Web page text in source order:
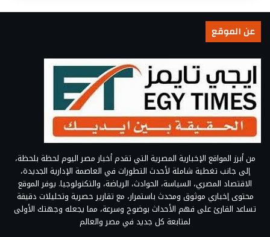
عن الموقع
من أبرز المواقع الإخبارية المصرية التي تقدم أخبار مصر اليوم لحظة بلحظة،
إلى جانب تغطية شاملة لأحدث التطورات في العاصمة الإدارية الجديدة،
الاقتصاد المصري، السياسة، الحوادث، الرياضة، والتكنولوجيا. يوفر الموقع
محتوى إخباري موثوق ومحدث باستمرار، مع تقارير حصرية وتحليلات دقيقة
تساعد القارئ على فهم الأحداث بوضوح وسرعة، مما يجعله وجهتك الأولى
لمتابعة كل جديد في مصر والعالم